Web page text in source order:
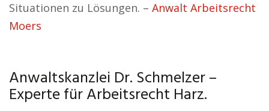
Situationen zu Lösungen. – Anwalt Arbeitsrecht
Moers
Anwaltskanzlei Dr. Schmelzer –
Experte für Arbeitsrecht Harz.